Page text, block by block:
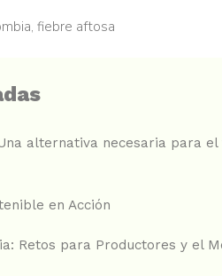
, fiebre aftosa
alternativa necesaria para
en Acción
Retos para Productores y el